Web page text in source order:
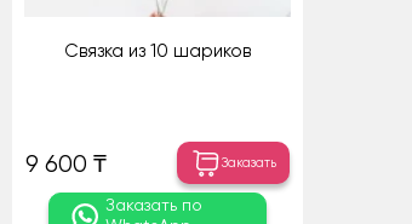
Связка из 10 шариков
9 600 ₸ Заказать
Заказать по